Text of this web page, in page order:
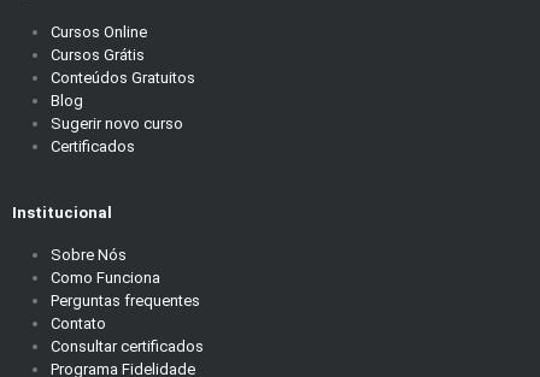
Cursos Online
Cursos Grátis
Conteúdos Gratuitos
Blog
Sugerir novo curso
Certificados
Institucional
Sobre Nós
Como Funciona
Perguntas frequentes
Contato
Consultar certificados
Programa Fidelidade